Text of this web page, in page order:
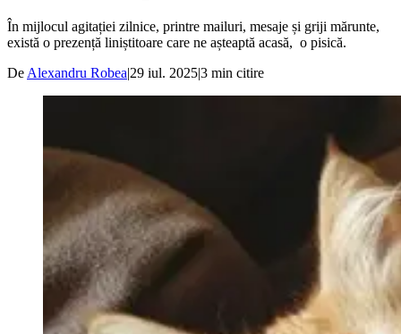
În mijlocul agitației zilnice, printre mailuri, mesaje și griji mărunte,
există o prezență liniștitoare care ne așteaptă acasă, o pisică.
De Alexandru Robea|29 iul. 2025|3 min citire